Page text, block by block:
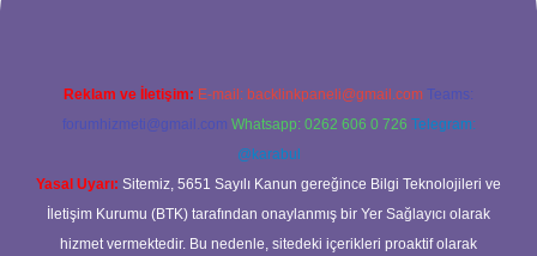
Reklam ve İletişim: E-mail: backlinkpaneli@gmail.com Teams:
forumhizmeti@gmail.com Whatsapp: 0262 606 0 726 Telegram:
@karabul
Yasal Uyarı: Sitemiz, 5651 Sayılı Kanun gereğince Bilgi Teknolojileri ve
İletişim Kurumu (BTK) tarafından onaylanmış bir Yer Sağlayıcı olarak
hizmet vermektedir. Bu nedenle, sitedeki içerikleri proaktif olarak